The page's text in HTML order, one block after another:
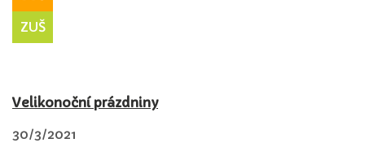
ZUŠ
Velikonoční prázdniny
30/3/2021